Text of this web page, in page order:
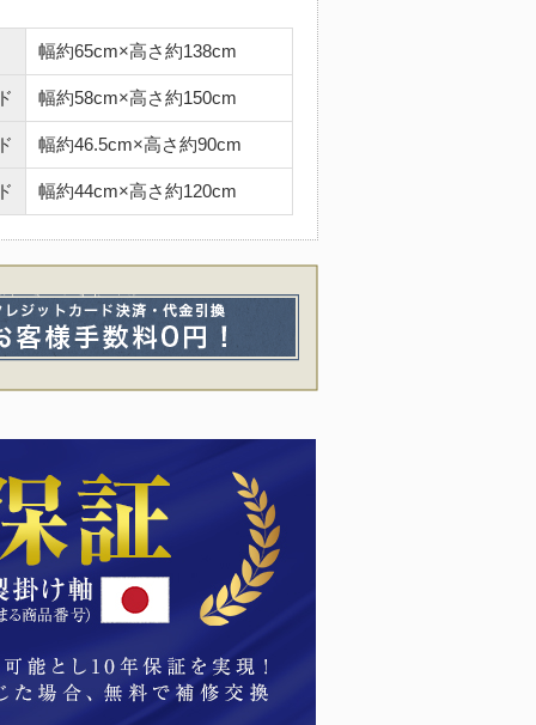
幅約65cm×高さ約138cm
幅約58cm×高さ約150cm
幅約46.5cm×高さ約90cm
幅約44cm×高さ約120cm